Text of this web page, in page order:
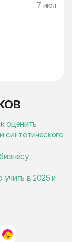
7 июл
оценить
синтетического
учить в 2025 и